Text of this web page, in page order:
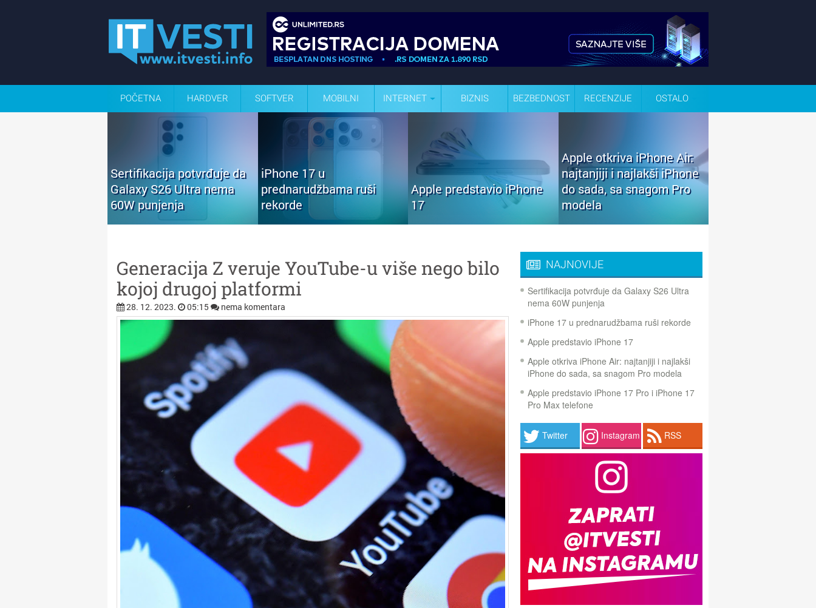
POČETNA HARDVER SOFTVER MOBILNI INTERNET BIZNIS BEZBEDNOST RECENZIJE OSTALO
Sertifikacija potvrđuje da
Galaxy S26 Ultra nema
60W punjenja
iPhone 17 u
prednarudžbama ruši
rekorde
Apple predstavio iPhone
17
Apple otkriva iPhone Air:
najtanjiji i najlakši iPhone
do sada, sa snagom Pro
modela
Generacija Z veruje YouTube-u više nego bilo
kojoj drugoj platformi
28. 12. 2023. 05:15 nema komentara
NAJNOVIJE
Sertifikacija potvrđuje da Galaxy S26 Ultra
nema 60W punjenja
iPhone 17 u prednarudžbama ruši rekorde
Apple predstavio iPhone 17
Apple otkriva iPhone Air: najtanjiji i najlakši
iPhone do sada, sa snagom Pro modela
Apple predstavio iPhone 17 Pro i iPhone 17
Pro Max telefone
Twitter Instagram RSS